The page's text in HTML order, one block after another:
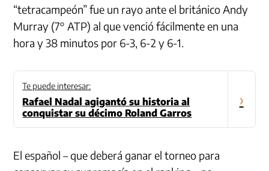
“tetracampeón” fue un rayo ante el británico Andy
Murray (7° ATP) al que venció fácilmente en una
hora y 38 minutos por 6-3, 6-2 y 6-1.
Te puede interesar:
Rafael Nadal agigantó su historia al
conquistar su décimo Roland Garros
›
El español – que deberá ganar el torneo para